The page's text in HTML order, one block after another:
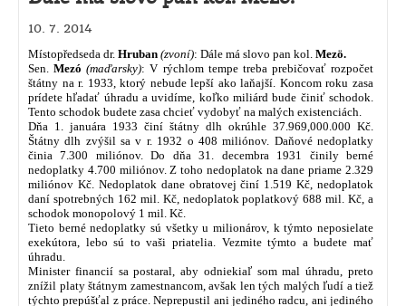
10. 7. 2014
Místopředseda dr. Hruban (zvoní): Dále má slovo pan kol. Mezö.
Sen. Mezó (maďarsky): V rýchlom tempe treba prebičovať rozpočet
štátny na r. 1933, ktorý nebude lepší ako laňajší. Koncom roku zasa
prídete hľadať úhradu a uvidíme, koľko miliárd bude činiť schodok.
Tento schodok budete zasa chcieť vydobyť na malých existenciách.
Dňa 1. januára 1933 činí štátny dlh okrúhle 37.969,000.000 Kč.
Štátny dlh zvýšil sa v r. 1932 o 408 miliónov. Daňové nedoplatky
činia 7.300 miliónov. Do dňa 31. decembra 1931 činily berné
nedoplatky 4.700 miliónov. Z toho nedoplatok na dane priame 2.329
miliónov Kč. Nedoplatok dane obratovej činí 1.519 Kč, nedoplatok
daní spotrebných 162 mil. Kč, nedoplatok poplatkový 688 mil. Kč, a
schodok monopolový 1 mil. Kč.
Tieto berné nedoplatky sú všetky u milionárov, k týmto neposielate
exekútora, lebo sú to vaši priatelia. Vezmite týmto a budete mať
úhradu.
Minister financií sa postaral, aby odniekiaľ som mal úhradu, preto
znížil platy štátnym zamestnancom, avšak len tých malých ľudí a tiež
týchto prepúšťal z práce. Neprepustil ani jediného radcu, ani jediného